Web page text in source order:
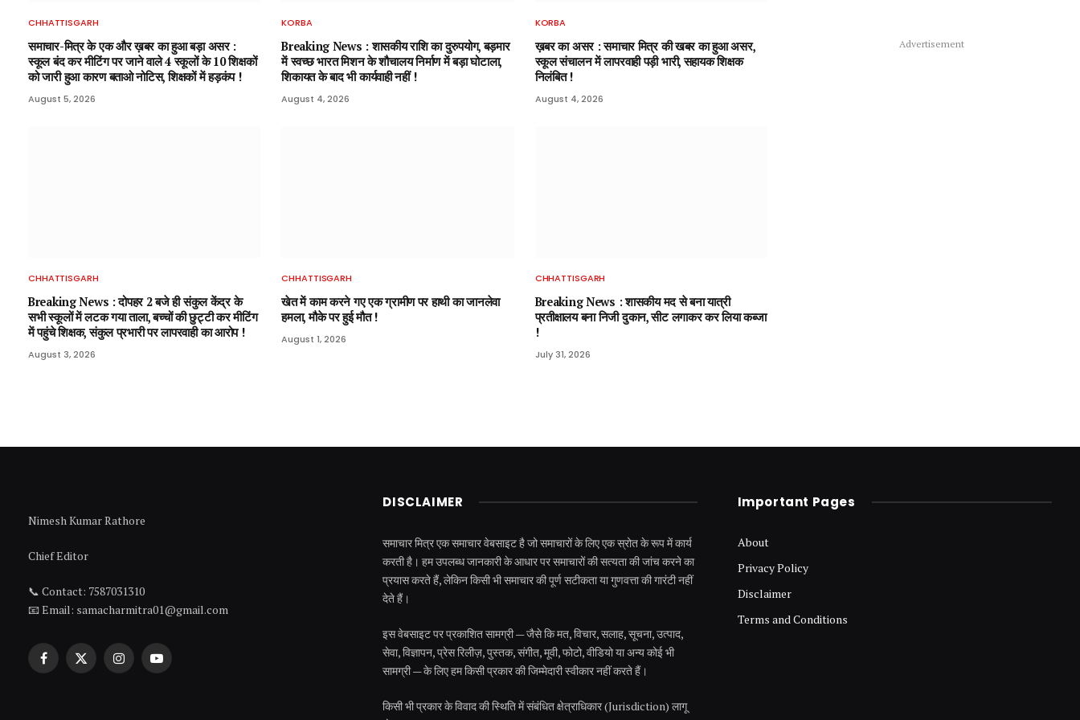
CHHATTISGARH
समाचार-मित्र के एक और ख़बर का हुआ बड़ा असर :
स्कूल बंद कर मीटिंग पर जाने वाले 4 स्कूलों के 10 शिक्षकों
को जारी हुआ कारण बताओ नोटिस, शिक्षकों में हड़कंप !
August 5, 2026
KORBA
Breaking News : शासकीय राशि का दुरुपयोग, बड़मार
में स्वच्छ भारत मिशन के शौचालय निर्माण में बड़ा घोटाला,
शिकायत के बाद भी कार्यवाही नहीं !
August 4, 2026
KORBA
ख़बर का असर : समाचार मित्र की खबर का हुआ असर,
स्कूल संचालन में लापरवाही पड़ी भारी, सहायक शिक्षक
निलंबित !
August 4, 2026
CHHATTISGARH
Breaking News : दोपहर 2 बजे ही संकुल केंद्र के
सभी स्कूलों में लटक गया ताला, बच्चों की छुट्टी कर मीटिंग
में पहुंचे शिक्षक, संकुल प्रभारी पर लापरवाही का आरोप !
August 3, 2026
CHHATTISGARH
खेत में काम करने गए एक ग्रामीण पर हाथी का जानलेवा
हमला, मौके पर हुई मौत !
August 1, 2026
CHHATTISGARH
Breaking News : शासकीय मद से बना यात्री
प्रतीक्षालय बना निजी दुकान, सीट लगाकर कर लिया कब्जा
!
July 31, 2026
Advertisement
Nimesh Kumar Rathore
Chief Editor
📞 Contact: 7587031310
📧 Email: samacharmitra01@gmail.com
Facebook
X
InstagramYouTube
DISCLAIMER
समाचार मित्र एक समाचार वेबसाइट है जो समाचारों के लिए एक स्रोत के रूप में कार्य
करती है। हम उपलब्ध जानकारी के आधार पर समाचारों की सत्यता की जांच करने का
प्रयास करते हैं, लेकिन किसी भी समाचार की पूर्ण सटीकता या गुणवत्ता की गारंटी नहीं
देते हैं।
इस वेबसाइट पर प्रकाशित सामग्री — जैसे कि मत, विचार, सलाह, सूचना, उत्पाद,
सेवा, विज्ञापन, प्रेस रिलीज़, पुस्तक, संगीत, मूवी, फोटो, वीडियो या अन्य कोई भी
सामग्री — के लिए हम किसी प्रकार की जिम्मेदारी स्वीकार नहीं करते हैं।
किसी भी प्रकार के विवाद की स्थिति में संबंधित क्षेत्राधिकार (Jurisdiction) लागू
Important Pages
About
Privacy Policy
Disclaimer
Terms and Conditions